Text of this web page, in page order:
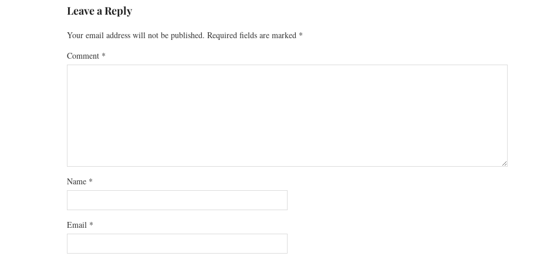
Leave a Reply
Your email address will not be published. Required fields are marked *
Comment *
Name *
Email *